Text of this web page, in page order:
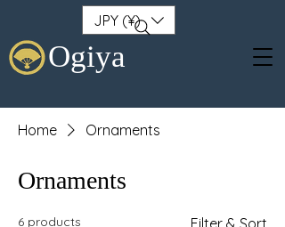
Ogiya
JPY (¥)
Home Ornaments
Ornaments
6 products Filter & Sort